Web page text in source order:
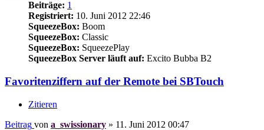
Beiträge: 1
Registriert: 10. Juni 2012 22:46
SqueezeBox: Boom
SqueezeBox: Classic
SqueezeBox: SqueezePlay
SqueezeBox Server läuft auf: Excito Bubba B2
Favoritenziffern auf der Remote bei SBTouch
Zitieren
Beitrag von a_swissionary » 11. Juni 2012 00:47